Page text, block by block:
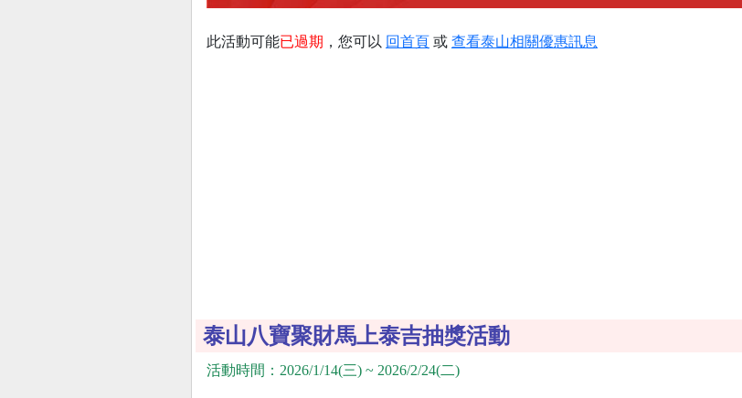
此活動可能已過期 ，您可以 回首頁 或 查看泰山相關優惠訊息
泰山八寶聚財馬上泰吉抽獎活動
活動時間：2026/1/14(三) ~ 2026/2/24(二)